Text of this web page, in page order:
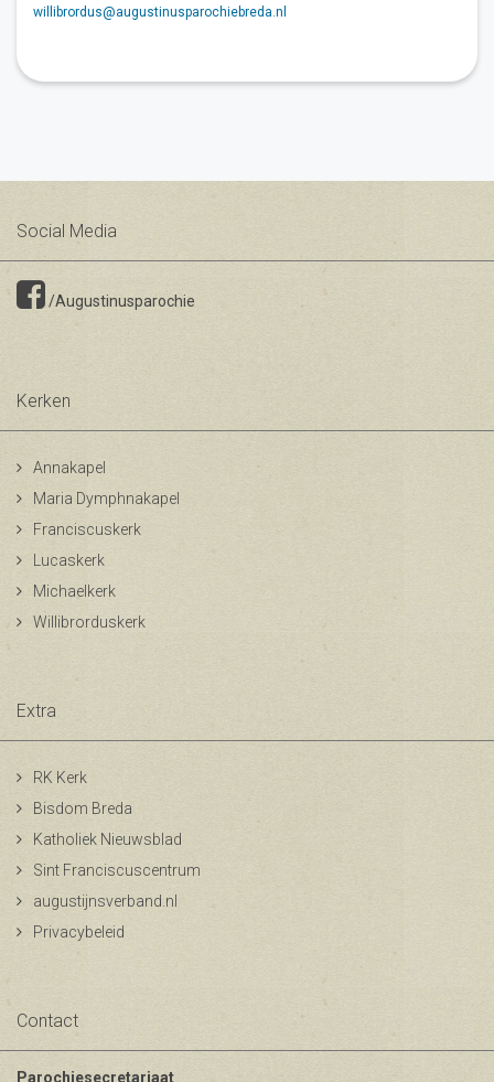
willibrordus@augustinusparochiebreda.nl
Social Media
/Augustinusparochie
Kerken
Annakapel
Maria Dymphnakapel
Franciscuskerk
Lucaskerk
Michaelkerk
Willibrorduskerk
Extra
RK Kerk
Bisdom Breda
Katholiek Nieuwsblad
Sint Franciscuscentrum
augustijnsverband.nl
Privacybeleid
Contact
Parochiesecretariaat